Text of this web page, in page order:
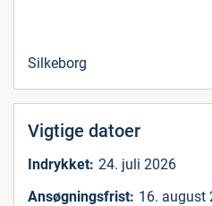
Silkeborg
Vigtige datoer
Indrykket: 24. juli 2026
Ansøgningsfrist: 16. august